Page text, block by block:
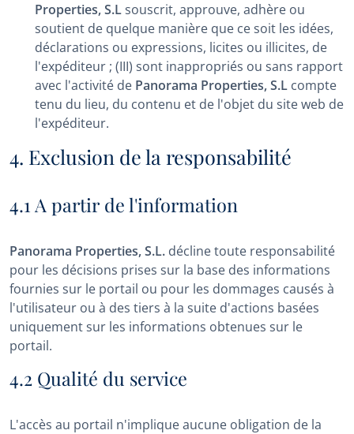
Properties, S.Lsouscrit, approuve, adhère ou
soutient de quelque manière que ce soit les idées,
déclarations ou expressions, licites ou illicites, de
l'expéditeur ; (III) sont inappropriés ou sans rapport
avec l'activité de Panorama Properties, S.L compte
tenu du lieu, du contenu et de l'objet du site web de
l'expéditeur.
4. Exclusion de la responsabilité
4.1 A partir de l'information
Panorama Properties, S.L. décline toute responsabilité
pour les décisions prises sur la base des informations
fournies sur le portail ou pour les dommages causés à
l'utilisateur ou à des tiers à la suite d'actions basées
uniquement sur les informations obtenues sur le
portail.
4.2 Qualité du service
L'accès au portail n'implique aucune obligation de la